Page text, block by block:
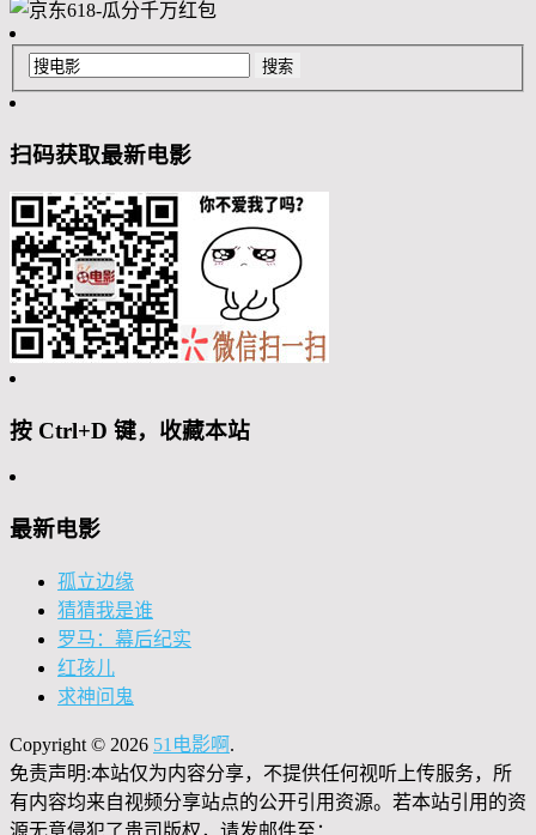
扫码获取最新电影
按 Ctrl+D 键，收藏本站
最新电影
孤立边缘
猜猜我是谁
罗马：幕后纪实
红孩儿
求神问鬼
Copyright © 2026 51电影啊 .
免责声明:本站仅为内容分享，不提供任何视听上传服务，所
有内容均来自视频分享站点的公开引用资源。若本站引用的资
源无意侵犯了贵司版权，请发邮件至：